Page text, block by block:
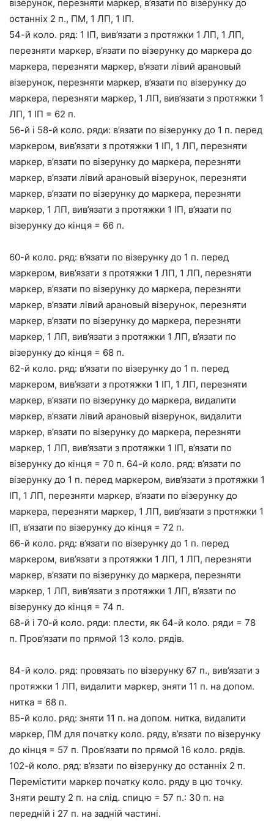
візерунок, перезняти маркер, в’язати по візерунку до
останніх 2 п., ПМ, 1 ЛП, 1 ІП.
54-й коло. ряд: 1 ІП, вив’язати з протяжки 1 ЛП, 1 ЛП,
перезняти маркер, в’язати по візерунку до маркера до
маркера, перезняти маркер, в’язати лівий арановый
візерунок, перезняти маркер, в’язати по візерунку до
маркера, перезняти маркер, 1 ЛП, вив’язати з протяжки 1
ЛП, 1 ІП = 62 п.
56-й і 58-й коло. ряди: в’язати по візерунку до 1 п. перед
маркером, вив’язати з протяжки 1 ІП, 1 ЛП, перезняти
маркер, в’язати по візерунку до маркера, перезняти
маркер, в’язати лівий арановый візерунок, перезняти
маркер, в’язати по візерунку до маркера, перезняти
маркер, 1 ЛП, вив’язати з протяжки 1 ІП, в’язати по
візерунку до кінця = 66 п.
60-й коло. ряд: в’язати по візерунку до 1 п. перед
маркером, вив’язати з протяжки 1 ЛП, 1 ЛП, перезняти
маркер, в’язати по візерунку до маркера, перезняти
маркер, в’язати лівий арановый візерунок, перезняти
маркер, в’язати по візерунку до маркера, перезняти
маркер, 1 ЛП, вив’язати з протяжки 1 ЛП, в’язати по
візерунку до кінця = 68 п.
62-й коло. ряд: в’язати по візерунку до 1 п. перед
маркером, вив’язати з протяжки 1 ІП, 1 ЛП, перезняти
маркер, в’язати по візерунку до маркера, видалити
маркер, в’язати лівий арановый візерунок, видалити
маркер, в’язати по візерунку до маркера, перезняти
маркер, 1 ЛП, вив’язати з протяжки 1 ІП, в’язати по
візерунку до кінця = 70 п. 64-й коло. ряд: в’язати по
візерунку до 1 п. перед маркером, вив’язати з протяжки 1
ІП, 1 ЛП, перезняти маркер, в’язати по візерунку до
маркера, перезняти маркер, 1 ЛП, вив’язати з протяжки 1
ІП, в’язати по візерунку до кінця = 72 п.
66-й коло. ряд: в’язати по візерунку до 1 п. перед
маркером, вив’язати з протяжки 1 ЛП, 1 ЛП, перезняти
маркер, в’язати по візерунку до маркера, перезняти
маркер, 1 ЛП, вив’язати з протяжки 1 ЛП, в’язати по
візерунку до кінця = 74 п.
68-й і 70-й коло. ряди: плести, як 64-й коло. ряди = 78
п. Пров’язати по прямой 13 коло. рядів.
84-й коло. ряд: провязать по візерунку 67 п., вив’язати з
протяжки 1 ЛП, видалити маркер, зняти 11 п. на допом.
нитка = 68 п.
85-й коло. ряд: зняти 11 п. на допом. нитка, видалити
маркер, ПМ для початку коло. ряду, в’язати по візерунку
до кінця = 57 п. Пров’язати по прямой 16 коло. рядів.
102-й коло. ряд: в’язати по візерунку до останніх 2 п.
Перемістити маркер початку коло. ряду в цю точку.
Зняти решту 2 п. на слід. спицю = 57 п.: 30 п. на
передній і 27 п. на задній частині.